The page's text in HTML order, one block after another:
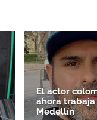
El actor
ahora
Medellín